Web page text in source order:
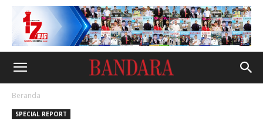
Beranda
SPECIAL REPORT